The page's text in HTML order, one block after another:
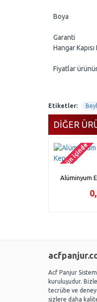
Boya Metal
Garanti
Hangar Kapısı
Fiyatlar
Etiketler:
DIĞER
2-3 gün içinde
Alüminyum
Acf Panjur
kuruluşudur.
tecrübe ve
sizlere daha